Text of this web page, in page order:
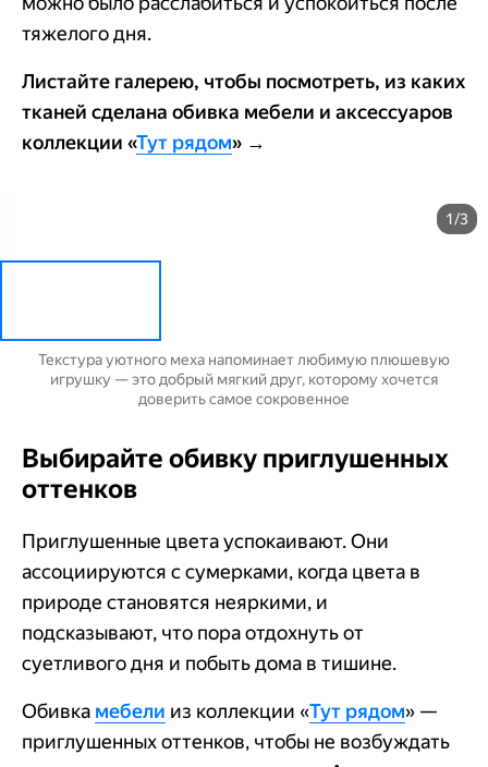
тяжелого дня.
Листайте галерею, чтобы посмотреть, из каких
тканей сделана обивка мебели и аксессуаров
коллекции «Тут рядом» →
1/3
Текстура уютного меха напоминает любимую плюшевую
игрушку — это добрый мягкий друг, которому хочется
доверить самое сокровенное
Выбирайте обивку приглушенных
оттенков
Приглушенные цвета успокаивают. Они
ассоциируются с сумерками, когда цвета в
природе становятся неяркими, и
подсказывают, что пора отдохнуть от
суетливого дня и побыть дома в тишине.
Обивка мебели из коллекции «Тут рядом» —
приглушенных оттенков, чтобы не возбуждать